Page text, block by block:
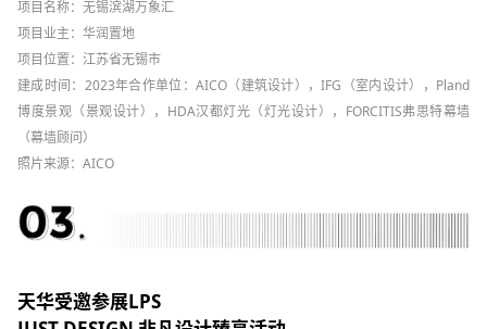
项目名称：无锡滨湖万象汇
项目业主：华润置地
项目位置：江苏省无锡市
建成时间：2023年合作单位：AICO（建筑设计），IFG（室内设计），Pland
博度景观（景观设计），HDA汉都灯光（灯光设计），FORCITIS弗思特幕墙
（幕墙顾问）
照片来源：AICO
天华受邀参展LPS